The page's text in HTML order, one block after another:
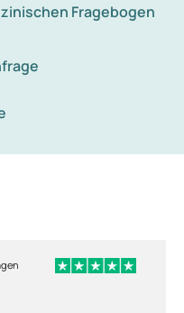
Fragebogen